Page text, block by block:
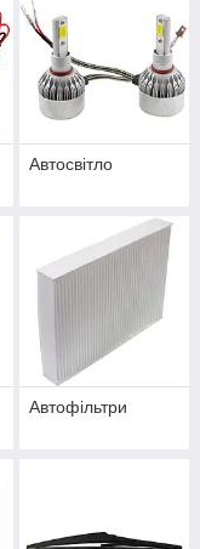
Автосвітло
Автофільтри